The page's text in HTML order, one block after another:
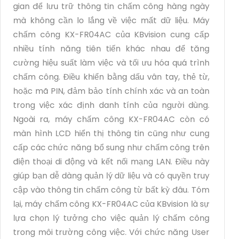
gian để lưu trữ thông tin chấm công hàng ngày
mà không cần lo lắng về việc mất dữ liệu. Máy
chấm công KX-FR04AC của KBvision cung cấp
nhiều tính năng tiên tiến khác nhau để tăng
cường hiệu suất làm việc và tối ưu hóa quá trình
chấm công. Điều khiển bằng dấu vân tay, thẻ từ,
hoặc mã PIN, đảm bảo tính chính xác và an toàn
trong việc xác định danh tính của người dùng.
Ngoài ra, máy chấm công KX-FR04AC còn có
màn hình LCD hiển thị thông tin cũng như cung
cấp các chức năng bổ sung như chấm công trên
điện thoại di động và kết nối mạng LAN. Điều này
giúp bạn dễ dàng quản lý dữ liệu và có quyền truy
cập vào thông tin chấm công từ bất kỳ đâu. Tóm
lại, máy chấm công KX-FR04AC của KBvision là sự
lựa chọn lý tưởng cho việc quản lý chấm công
trong môi trường công việc. Với chức năng User